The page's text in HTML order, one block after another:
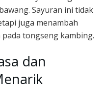
Sayuran ini tidak
juga menambah
tongseng kambing.
dan